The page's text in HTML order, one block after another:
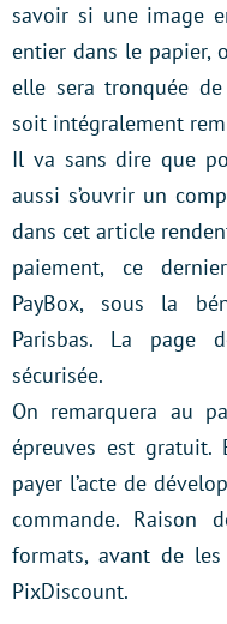
savoir si une image
entier dans le papier,
elle sera tronquée
soit intégralement
Il va sans dire que
aussi s’ouvrir un
dans cet article
paiement, ce
PayBox, sous la
Parisbas. La page
sécurisée.
On remarquera au
épreuves est gratuit.
payer l’acte de
commande. Raison
formats, avant de
PixDiscount.